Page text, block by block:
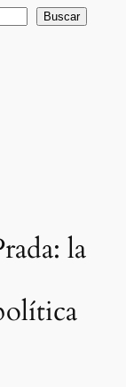
Buscar
la